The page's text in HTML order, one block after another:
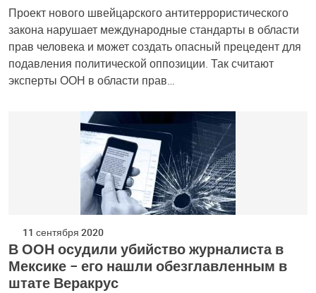
Проект нового швейцарского антитеррористического
закона нарушает международные стандарты в области
прав человека и может создать опасный прецедент для
подавления политической оппозиции. Так считают
эксперты ООН в области прав…
11 сентября 2020
В ООН осудили убийство журналиста в
Мексике – его нашли обезглавленным в
штате Веракрус